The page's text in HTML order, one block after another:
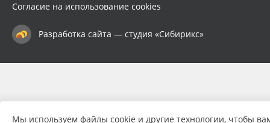
Согласие на использование cookies
Разработка сайта — студия «Сибирикс»
Мы используем файлы cookie и другие технологии, чтобы